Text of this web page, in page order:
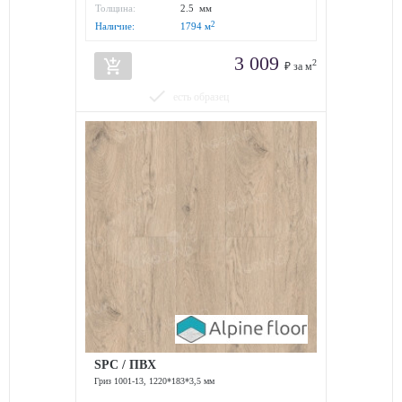
износостойкости:
Толщина:
2.5 мм
Наличие:
1794 м2
add_shopping_cart 3 009 ₽ за м2
SPC / ПВХ
Гриз 1001-13, 1220*183*3,5 мм